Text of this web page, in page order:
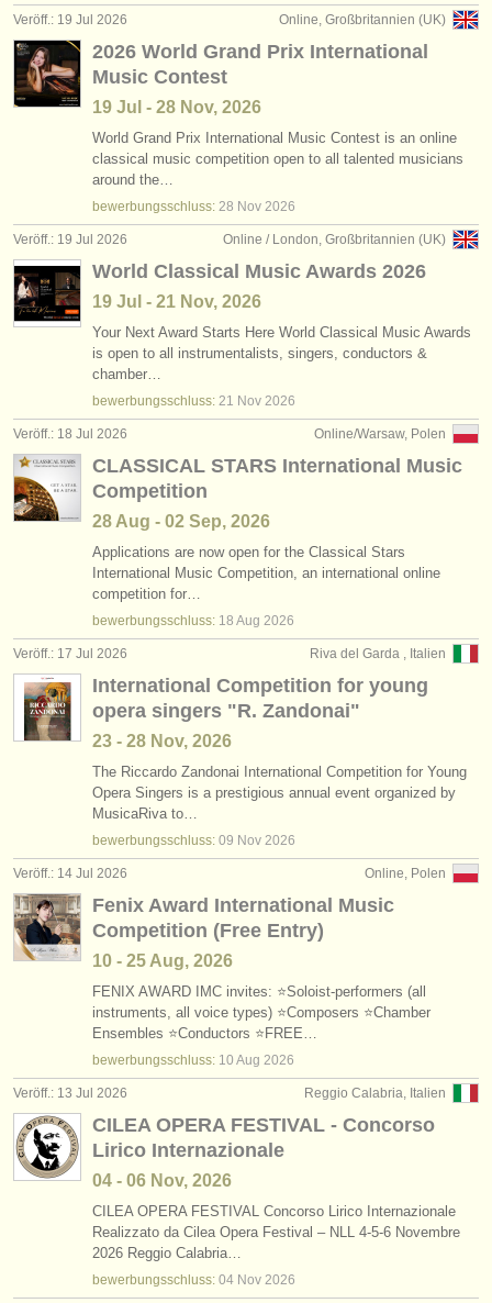
Online, Großbritannien (UK)
Veröff.: 19 Jul 2026
2026 World Grand Prix International
Music Contest
19 Jul - 28 Nov, 2026
World Grand Prix International Music Contest is an online
classical music competition open to all talented musicians
around the…
bewerbungsschluss: 28 Nov 2026
Online / London, Großbritannien (UK)
Veröff.: 19 Jul 2026
World Classical Music Awards 2026
19 Jul - 21 Nov, 2026
Your Next Award Starts Here World Classical Music Awards
is open to all instrumentalists, singers, conductors &
chamber…
bewerbungsschluss: 21 Nov 2026
Online/Warsaw, Polen
Veröff.: 18 Jul 2026
CLASSICAL STARS International Music
Competition
28 Aug - 02 Sep, 2026
Applications are now open for the Classical Stars
International Music Competition, an international online
competition for…
bewerbungsschluss: 18 Aug 2026
Riva del Garda , Italien
Veröff.: 17 Jul 2026
International Competition for young
opera singers "R. Zandonai"
23 - 28 Nov, 2026
The Riccardo Zandonai International Competition for Young
Opera Singers is a prestigious annual event organized by
MusicaRiva to…
bewerbungsschluss: 09 Nov 2026
Online, Polen
Veröff.: 14 Jul 2026
Fenix Award International Music
Competition (Free Entry)
10 - 25 Aug, 2026
FENIX AWARD IMC invites: ⭐Soloist-performers (all
instruments, all voice types) ⭐Composers ⭐Chamber
Ensembles ⭐Conductors ⭐FREE…
bewerbungsschluss: 10 Aug 2026
Reggio Calabria, Italien
Veröff.: 13 Jul 2026
CILEA OPERA FESTIVAL - Concorso
Lirico Internazionale
04 - 06 Nov, 2026
CILEA OPERA FESTIVAL Concorso Lirico Internazionale
Realizzato da Cilea Opera Festival – NLL 4-5-6 Novembre
2026 Reggio Calabria…
bewerbungsschluss: 04 Nov 2026